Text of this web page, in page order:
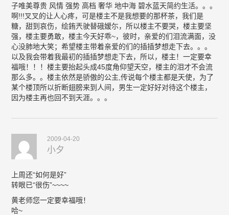
子唯美尊贵 风情 强势 高档 奢华 地中海 碧水蓝天简约生活。。。
啊!!!叉叉的让人心疼，可是楼主不是我想要的那杯茶，我们是
糖，甜到哀伤，绘銪兲驶替硪嫒尓，所以楼主不要哭，楼主要坚
强，楼主要勇敢，楼主今天好乖~，彼时，亲爱的们泪流满面，没
心没肺地大笑；希望楼主带着亲爱的们的插插梦想走下去。。。
以及我会带着我最初的插插梦想走下去，所以，楼主！一定要幸
福哦！！！楼主要抬起头成45度角仰望天空，楼主的泪才不会流
那么多。。楼主依然是骄傲的公主,传说每个楼主都是天使，为了
某个楼顶所以折断翅膀来到人间，男生一定好好对待这个楼主，
因为楼主再也回不到天涯。。。
2009-04-20
小夕
上周还“如何是好”
转眼已“很伤”~~~~
黄老师您一定要幸福哦！
哈~